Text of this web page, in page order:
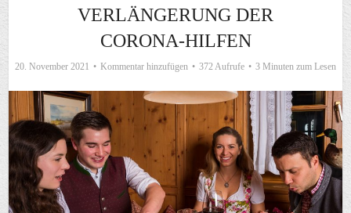
VERLÄNGERUNG DER
CORONA-HILFEN
20. November 2021 Kommentar hinzufügen 372 Aufrufe 3 Minuten zum Lesen